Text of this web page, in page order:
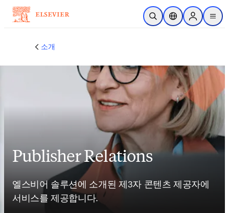
주요 콘텐츠로 건너뛰기
검색 열기위치 선택기Sign in to
menu
소개
Publisher Relations
엘스비어 솔루션에 소개된 제3자 콘텐츠 제공자에
서비스를 제공합니다.